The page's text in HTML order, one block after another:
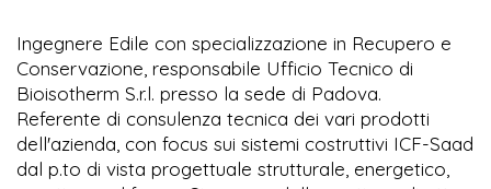
Ingegnere Edile con specializzazione in Recupero e
Conservazione, responsabile Ufficio Tecnico di
Bioisotherm S.r.l. presso la sede di Padova.
Referente di consulenza tecnica dei vari prodotti
dell'azienda, con focus sui sistemi costruttivi ICF-Saad
dal p.to di vista progettuale strutturale, energetico,